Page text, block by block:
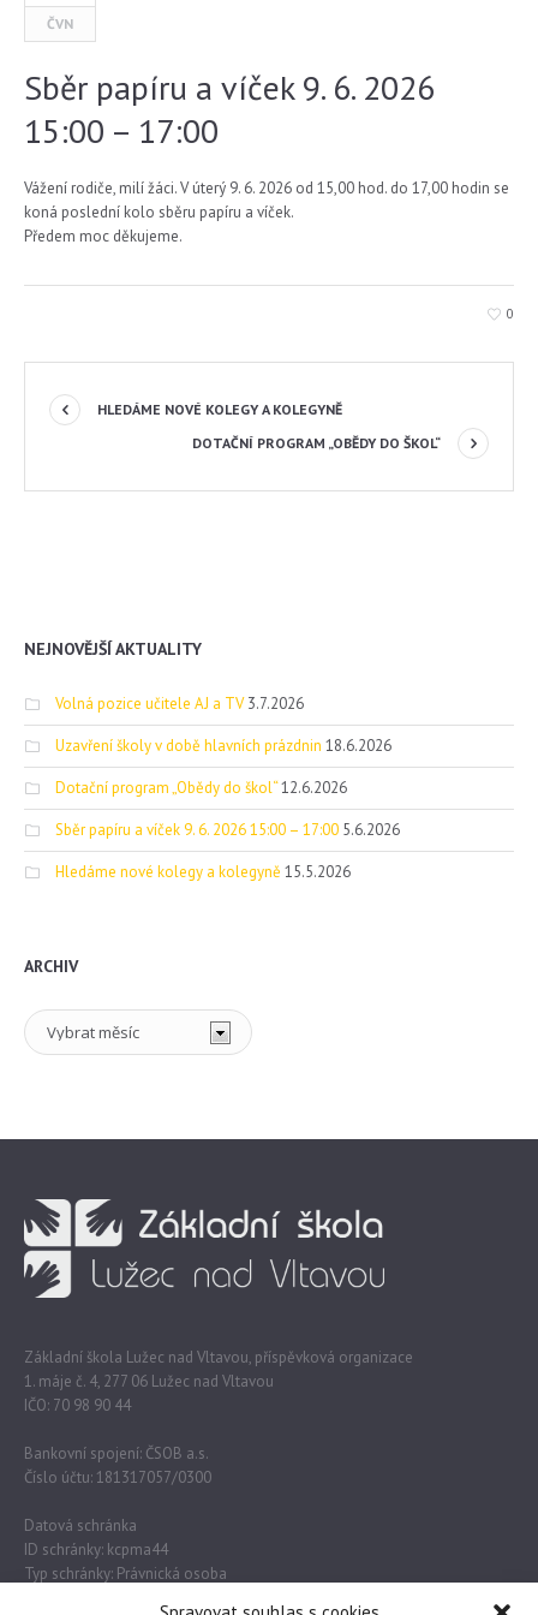
ČVN
Sběr papíru a víček 9. 6. 2026
15:00 – 17:00
Vážení rodiče, milí žáci. V úterý 9. 6. 2026 od 15,00 hod. do 17,00 hodin se
koná poslední kolo sběru papíru a víček.
Předem moc děkujeme.
0
HLEDÁME NOVÉ KOLEGY A KOLEGYNĚ
DOTAČNÍ PROGRAM „OBĚDY DO ŠKOL“
NEJNOVĚJŠÍ AKTUALITY
Volná pozice učitele AJ a TV 3.7.2026
Uzavření školy v době hlavních prázdnin 18.6.2026
Dotační program „Obědy do škol“12.6.2026
Sběr papíru a víček 9. 6. 2026 15:00 – 17:00 5.6.2026
Hledáme nové kolegy a kolegyně 15.5.2026
ARCHIV
Archiv
Základní škola Lužec nad Vltavou, příspěvková organizace
1. máje č. 4, 277 06 Lužec nad Vltavou
IČO: 70 98 90 44
Bankovní spojení: ČSOB a.s.
Číslo účtu: 181317057/0300
Datová schránka
ID schránky: kcpma44
Typ schránky: Právnická osoba